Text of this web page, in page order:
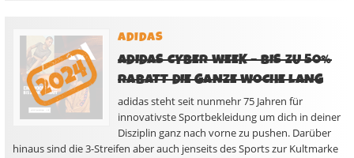
ADIDAS
ADIDAS CYBER WEEK – BIS ZU 50%
RABATT DIE GANZE WOCHE LANG
adidas steht seit nunmehr 75 Jahren für
innovativste Sportbekleidung um dich in deiner
Disziplin ganz nach vorne zu pushen. Darüber
hinaus sind die 3-Streifen aber auch jenseits des Sports zur Kultmarke